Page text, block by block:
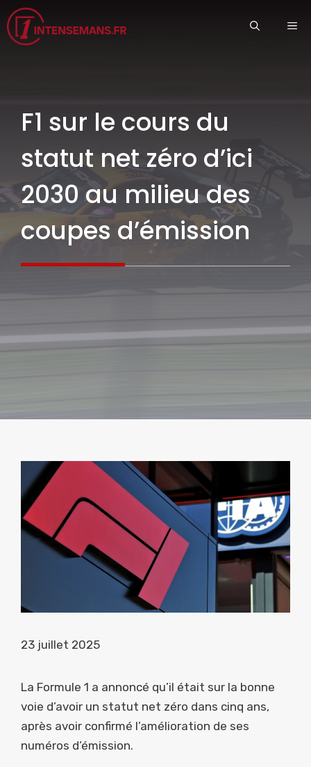
Aller
au
contenu
F1 sur le cours du
statut net zéro d’ici
2030 au milieu des
coupes d’émission
23 juillet 2025
La Formule 1 a annoncé qu’il était sur la bonne
voie d’avoir un statut net zéro dans cinq ans,
après avoir confirmé l’amélioration de ses
numéros d’émission.